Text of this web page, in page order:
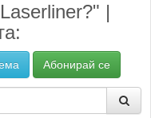
|
Абонирай се